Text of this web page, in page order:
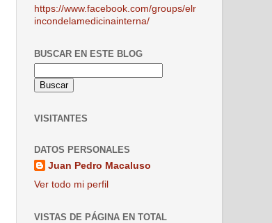
https://www.facebook.com/groups/elr
incondelamedicinainterna/
BUSCAR EN ESTE BLOG
VISITANTES
DATOS PERSONALES
Juan Pedro Macaluso
Ver todo mi perfil
VISTAS DE PÁGINA EN TOTAL